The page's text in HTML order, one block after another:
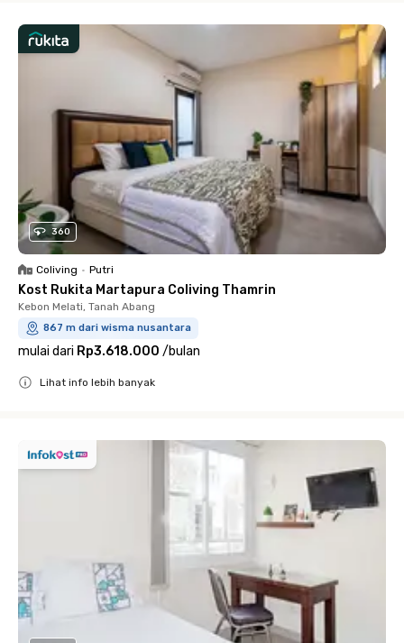
360
Coliving • Putri
Kost Rukita Martapura Coliving Thamrin
Kebon Melati, Tanah Abang
867 m dari wisma nusantara
mulai dari Rp3.618.000 /bulan
Lihat info lebih banyak